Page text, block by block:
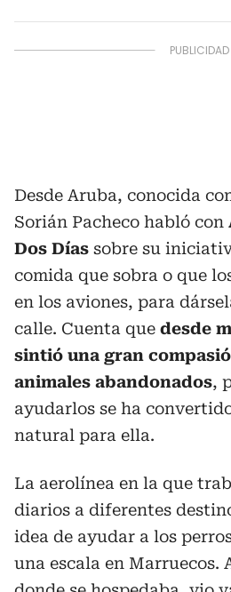
Desde Aruba, conocida
Sorián Pacheco habló con
Dos Días sobre su
comida que sobra o que
en los aviones, para
calle. Cuenta que desde
sintió una gran
animales abandonados,
ayudarlos se ha
natural para ella.
La aerolínea en la que
diarios a diferentes
idea de ayudar a los
una escala en Marruecos.